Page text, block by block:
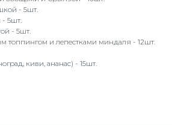
- 5шт.
5шт.
- 5шт.
топпингом и лепестками миндаля - 12шт.
киви, ананас) - 15шт.